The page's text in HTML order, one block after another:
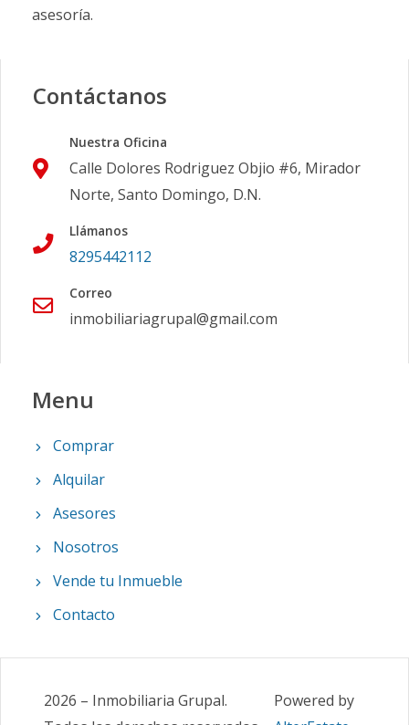
asesoría.
Contáctanos
Nuestra Oficina
Calle Dolores Rodriguez Objio #6, Mirador
Norte, Santo Domingo, D.N.
Llámanos
8295442112
Correo
inmobiliariagrupal@gmail.com
Menu
Comprar
Alquilar
Asesores
Nosotros
Vende tu Inmueble
Contacto
2026 – Inmobiliaria Grupal.
Powered by